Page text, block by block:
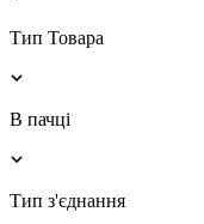
Тип Товара
В пачці
Тип з'єднання